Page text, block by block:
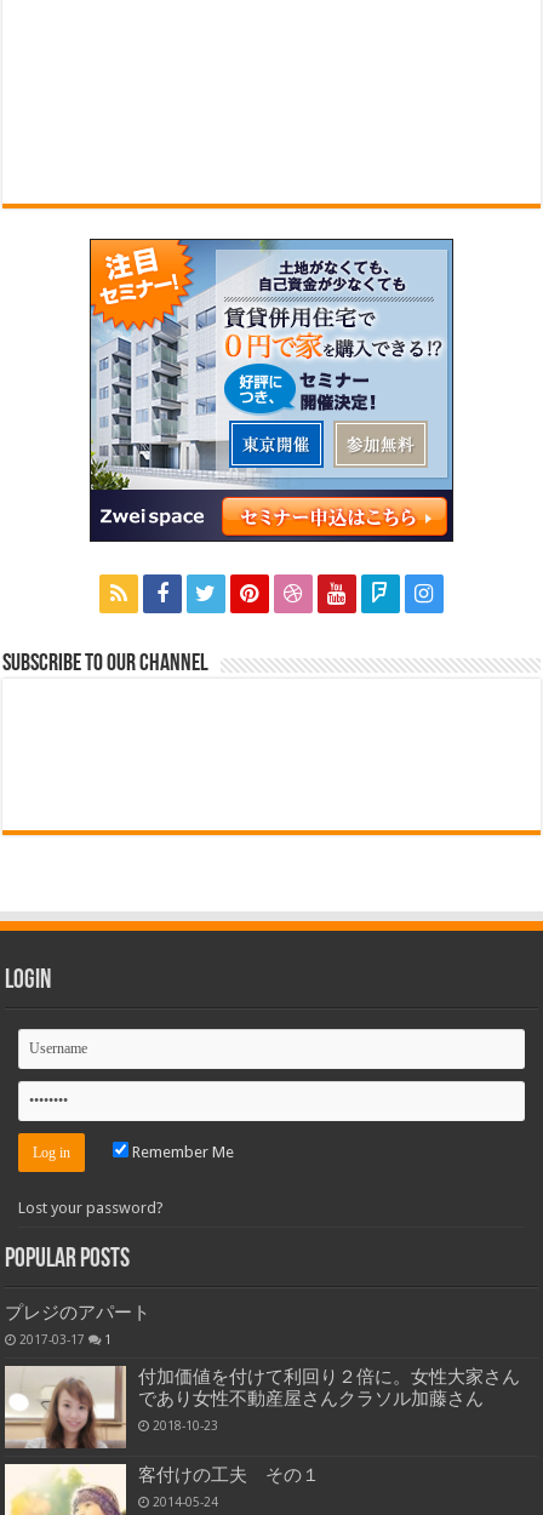
Subscribe to our Channel
Login
Remember Me
Lost your password?
Popular Posts
プレジのアパート
2017-03-17 1
付加価値を付けて利回り２倍に。女性大家さん
であり女性不動産屋さんクラソル加藤さん
2018-10-23
客付けの工夫 その１
2014-05-24